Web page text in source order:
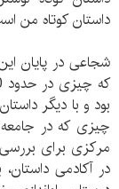
داستان کوتاه من
بود و با دیگر
چیزی که در جامعه
مرکزی برای بررسی
در آکادمی